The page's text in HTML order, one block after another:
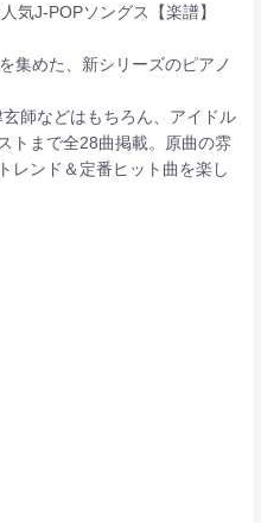
気J-POPソングス【楽譜】
集めた、新シリーズのピアノ
師などはもちろん、アイドル
トまで全28曲掲載。原曲の雰
レンド＆定番ヒット曲を楽し